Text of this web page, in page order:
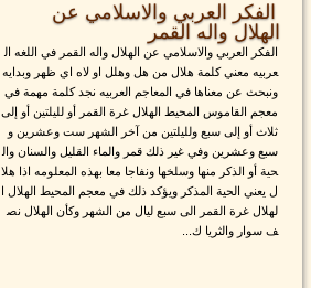
الفكر العربي والاسلامي عن
الهلال واله القمر
الفكر العربي والاسلامي عن الهلال واله القمر في اللغه ال
عربيه معني كلمة هلال من هل وهلل او لاه اي ظهر وبدايه
ونبحث عن معناها في المعاجم العربيه نجد كلمة مهمة في
معجم القاموس المحيط الهلال غرة القمر أو لليلتين أو إلى
ثلاث أو إلى سبع ولليلتين من آخر الشهر ست وعشرين و
سبع وعشرين وفي غير ذلك قمر والماء القليل والسنان وال
حية أو الذكر منها وسلخها ونفاجا معا بهذه المعلومه اذا هلا
ل يعني الحية المذكر ويؤكد ذلك في معجم المحيط الهلال ا
لهلال غرة القمر الى سبع ليال من الشهر وكأن الهلال نص
ف سوار والثريا ك...